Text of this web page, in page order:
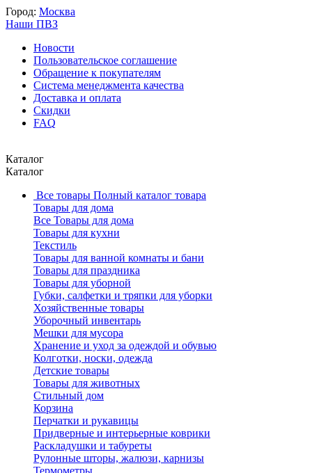
Город: Москва
Наши ПВЗ
Новости
Пользовательское соглашение
Обращение к покупателям
Система менеджмента качества
Доставка и оплата
Скидки
FAQ
Каталог
Каталог
Все товары Полный каталог товара
Товары для дома
Все Товары для дома
Товары для кухни
Текстиль
Товары для ванной комнаты и бани
Товары для праздника
Товары для уборной
Губки, салфетки и тряпки для уборки
Хозяйственные товары
Уборочный инвентарь
Мешки для мусора
Хранение и уход за одеждой и обувью
Колготки, носки, одежда
Детские товары
Товары для животных
Стильный дом
Корзина
Перчатки и рукавицы
Придверные и интерьерные коврики
Раскладушки и табуреты
Рулонные шторы, жалюзи, карнизы
Термометры